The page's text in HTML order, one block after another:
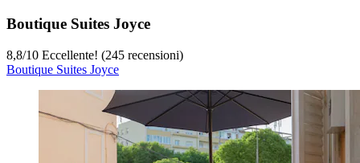
Boutique Suites Joyce
8,8/10 Eccellente! (245 recensioni)
Boutique Suites Joyce